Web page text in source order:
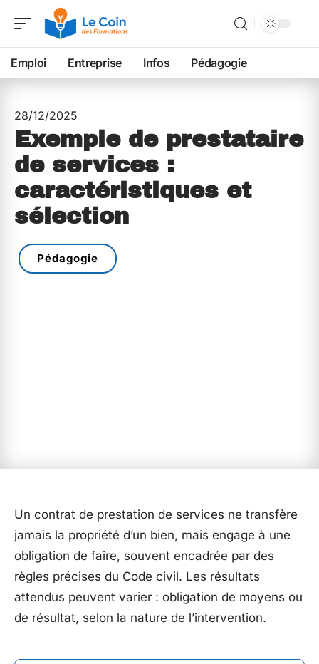
Emploi Entreprise Infos Pédagogie
28/12/2025
Exemple de prestataire
de services :
caractéristiques et
sélection
Pédagogie
Un contrat de prestation de services ne transfère
jamais la propriété d’un bien, mais engage à une
obligation de faire, souvent encadrée par des
règles précises du Code civil. Les résultats
attendus peuvent varier : obligation de moyens ou
de résultat, selon la nature de l’intervention.